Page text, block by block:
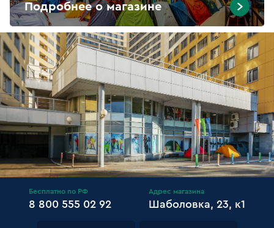
Подробнее о магазине
Бесплатно по РФ
8 800 555 02 92
Адрес магазина
Шаболовка, 23, к1